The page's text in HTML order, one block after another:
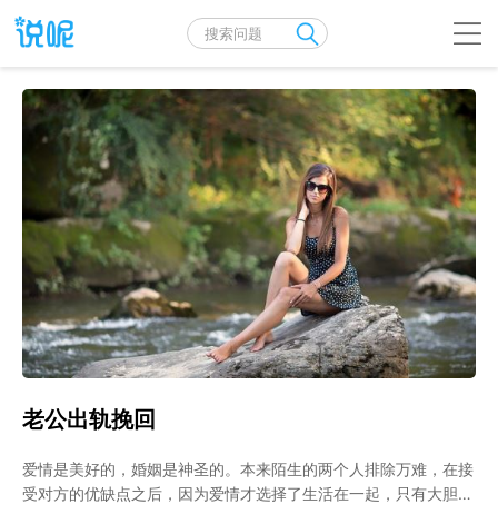
老公出轨挽回
爱情是美好的，婚姻是神圣的。本来陌生的两个人排除万难，在接
受对方的优缺点之后，因为爱情才选择了生活在一起，只有大胆经